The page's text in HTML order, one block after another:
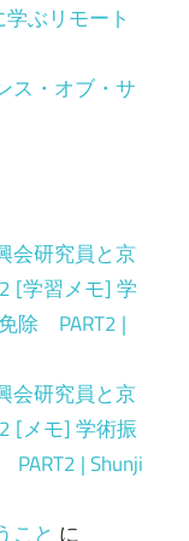
ぶリモート
ス・オブ・サ
会研究員と京
[学習メモ] 学
除 PART2 |
会研究員と京
[メモ] 学術振
| Shunji
こと に